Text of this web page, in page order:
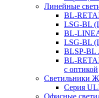
Линейные
BL-
LSG-BL
BL-
LSG-BL
BLSP-BL
BL-
с оптикой
Светильники
Серия
Офисные